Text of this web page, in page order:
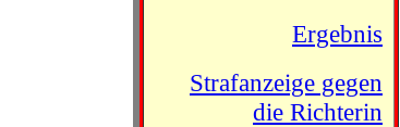
Ergebnis
Strafanzeige gegen
die Richterin